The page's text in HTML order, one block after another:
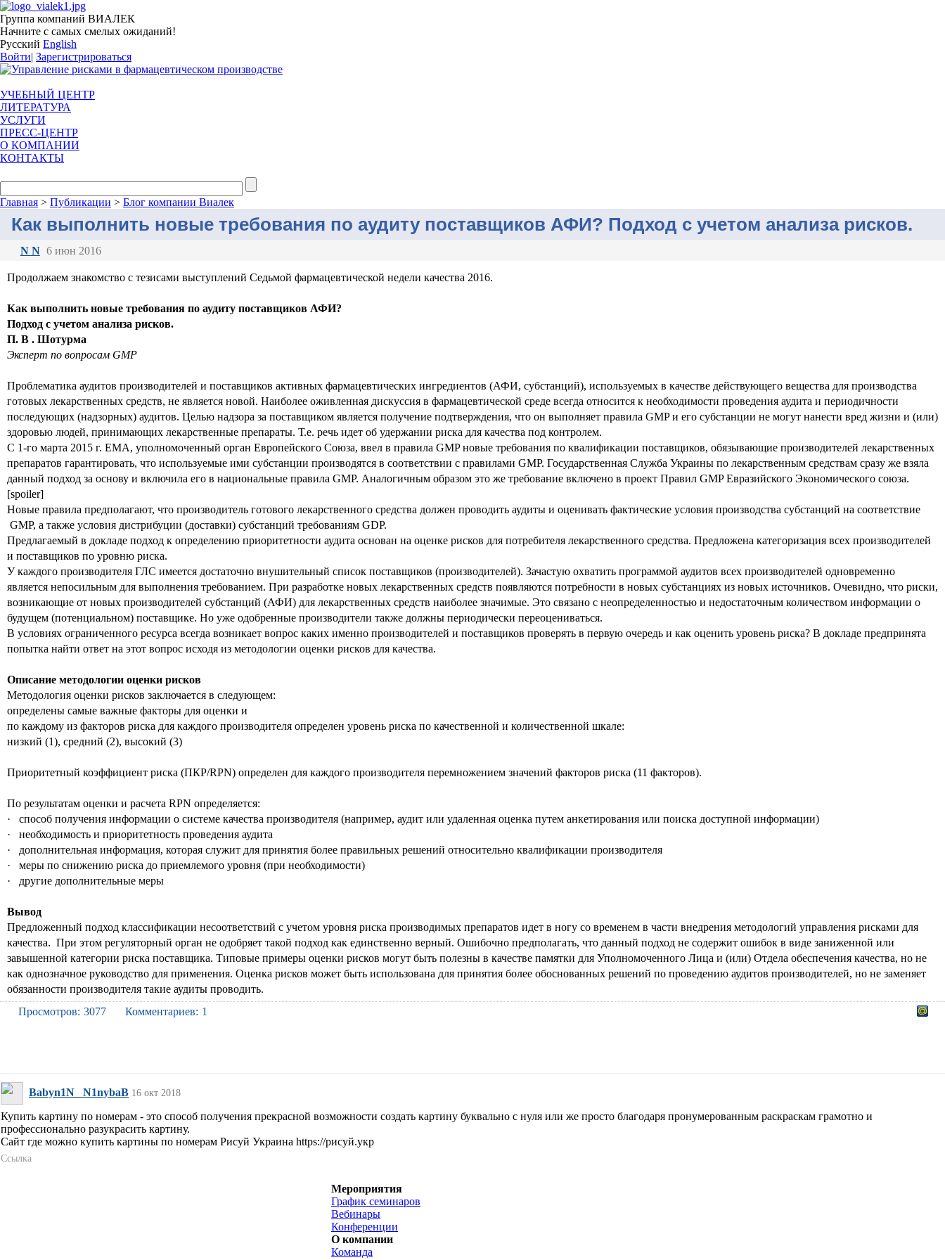
Группа компаний ВИАЛЕК
Начните с самых смелых ожиданий!
Русский English
Войти| Зарегистрироваться
УЧЕБНЫЙ ЦЕНТР
ЛИТЕРАТУРА
УСЛУГИ
ПРЕСС-ЦЕНТР
О КОМПАНИИ
КОНТАКТЫ
Главная > Публикации > Блог компании Виалек
Как выполнить новые требования по аудиту поставщиков АФИ? Подход с учетом анализа рисков.
N N 6 июн 2016
Продолжаем знакомство с тезисами выступлений Седьмой фармацевтической недели качества 2016.
Как выполнить новые требования по аудиту поставщиков АФИ?
Подход с учетом анализа рисков.
П. В . Шотурма
Эксперт по вопросам GMP
Проблематика аудитов производителей и поставщиков активных фармацевтических ингредиентов (АФИ, субстанций), используемых в качестве действующего вещества для производства
готовых лекарственных средств, не является новой. Наиболее оживленная дискуссия в фармацевтической среде всегда относится к необходимости проведения аудита и периодичности
последующих (надзорных) аудитов. Целью надзора за поставщиком является получение подтверждения, что он выполняет правила GMP и его субстанции не могут нанести вред жизни и (или)
здоровью людей, принимающих лекарственные препараты. Т.е. речь идет об удержании риска для качества под контролем.
С 1-го марта 2015 г. ЕМА, уполномоченный орган Европейского Союза, ввел в правила GMP новые требования по квалификации поставщиков, обязывающие производителей лекарственных
препаратов гарантировать, что используемые ими субстанции производятся в соответствии с правилами GMP. Государственная Служба Украины по лекарственным средствам сразу же взяла
данный подход за основу и включила его в национальные правила GMP. Аналогичным образом это же требование включено в проект Правил GMP Евразийского Экономического союза.
[spoiler]
Новые правила предполагают, что производитель готового лекарственного средства должен проводить аудиты и оценивать фактические условия производства субстанций на соответствие
GMP, а также условия дистрибуции (доставки) субстанций требованиям GDP.
Предлагаемый в докладе подход к определению приоритетности аудита основан на оценке рисков для потребителя лекарственного средства. Предложена категоризация всех производителей
и поставщиков по уровню риска.
У каждого производителя ГЛС имеется достаточно внушительный список поставщиков (производителей). Зачастую охватить программой аудитов всех производителей одновременно
является непосильным для выполнения требованием. При разработке новых лекарственных средств появляются потребности в новых субстанциях из новых источников. Очевидно, что риски,
возникающие от новых производителей субстанций (АФИ) для лекарственных средств наиболее значимые. Это связано с неопределенностью и недостаточным количеством информации о
будущем (потенциальном) поставщике. Но уже одобренные производители также должны периодически переоцениваться.
В условиях ограниченного ресурса всегда возникает вопрос каких именно производителей и поставщиков проверять в первую очередь и как оценить уровень риска? В докладе предпринята
попытка найти ответ на этот вопрос исходя из методологии оценки рисков для качества.
Описание методологии оценки рисков
Методология оценки рисков заключается в следующем:
определены самые важные факторы для оценки и
по каждому из факторов риска для каждого производителя определен уровень риска по качественной и количественной шкале:
низкий (1), средний (2), высокий (3)
Приоритетный коэффициент риска (ПКР/RPN) определен для каждого производителя перемножением значений факторов риска (11 факторов).
По результатам оценки и расчета RPN определяется:
· способ получения информации о системе качества производителя (например, аудит или удаленная оценка путем анкетирования или поиска доступной информации)
· необходимость и приоритетность проведения аудита
· дополнительная информация, которая служит для принятия более правильных решений относительно квалификации производителя
· меры по снижению риска до приемлемого уровня (при необходимости)
· другие дополнительные меры
Вывод
Предложенный подход классификации несоответствий с учетом уровня риска производимых препаратов идет в ногу со временем в части внедрения методологий управления рисками для
качества. При этом регуляторный орган не одобряет такой подход как единственно верный. Ошибочно предполагать, что данный подход не содержит ошибок в виде заниженной или
завышенной категории риска поставщика. Типовые примеры оценки рисков могут быть полезны в качестве памятки для Уполномоченного Лица и (или) Отдела обеспечения качества, но не
как однозначное руководство для применения. Оценка рисков может быть использована для принятия более обоснованных решений по проведению аудитов производителей, но не заменяет
обязанности производителя такие аудиты проводить.
Просмотров: 3077 Комментариев: 1
Babyn1N_ N1nybaB 16 окт 2018
Купить картину по номерам - это способ получения прекрасной возможности создать картину буквально с нуля или же просто благодаря пронумерованным раскраскам грамотно и
профессионально разукрасить картину.
Сайт где можно купить картины по номерам Рисуй Украина https://рисуй.укр
Ссылка
Мероприятия
График семинаров
Вебинары
Конференции
О компании
Команда